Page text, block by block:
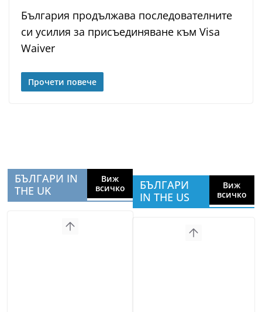
България продължава последователните
си усилия за присъединяване към Visa
Waiver
Прочети повече
БЪЛГАРИ IN
THE UK
Виж
всичко
БЪЛГАРИ
IN THE US
Виж
всичко